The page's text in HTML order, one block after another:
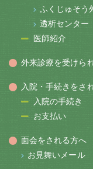
ふくじゅそう
透析センター
医師紹介
外来診療を受けら
入院・手続きをさ
入院の手続き
お支払い
面会をされる方へ
お見舞いメール